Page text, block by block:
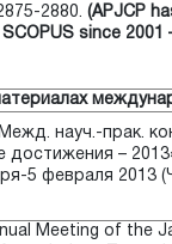
2880. (APJCP
since 2001
науч.-прак.
достижения –
5 февраля 2013
Meeting of the